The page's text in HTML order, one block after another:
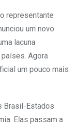
representante
um novo
lacuna
Agora
um pouco mais
Brasil-Estados
Elas passam a